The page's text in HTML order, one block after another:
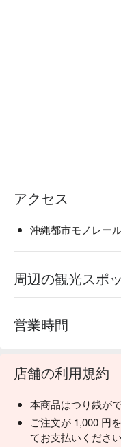
アクセス
沖縄都市モノレー
周辺の観光スポ
営業時間
店舗の利用規約
本商品はつり銭が
ご注文が 1,000 円
てお支払いください